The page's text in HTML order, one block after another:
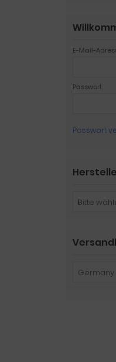
E-Mail-
Passwort:
Passwort
Bitte
Germany